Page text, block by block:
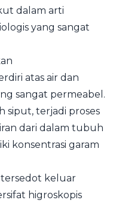
dalam arti
yang sangat
atas air dan
sangat permeabel.
siput, terjadi proses
dari dalam tubuh
konsentrasi garam
keluar
higroskopis